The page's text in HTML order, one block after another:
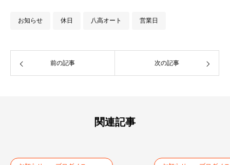
お知らせ 休日 八高オート 営業日
前の記事 次の記事
関連記事